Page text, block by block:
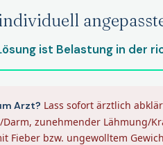
ist Belastung in der
Arzt? Lass sofort ärztlich
Darm, zunehmender Lähmung/
Fieber bzw. ungewolltem